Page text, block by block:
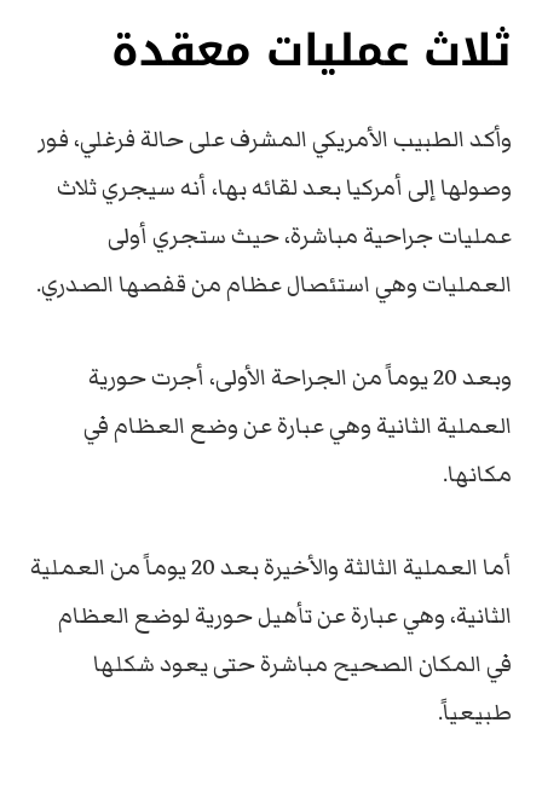
ثلاث عمليات معقدة
وأكد الطبيب الأمريكي المشرف على حالة فرغلي، فور
وصولها إلى أمركيا بعد لقائه بها، أنه سيجري ثلاث
عمليات جراحية مباشرة، حيث ستجري أولى
العمليات وهي استئصال عظام من قفصها الصدري.
وبعد 20 يوماً من الجراحة الأولى، أجرت حورية
العملية الثانية وهي عبارة عن وضع العظام في
مكانها.
أما العملية الثالثة والأخيرة بعد 20 يوماً من العملية
الثانية، وهي عبارة عن تأهيل حورية لوضع العظام
في المكان الصحيح مباشرة حتى يعود شكلها
طبيعياً.